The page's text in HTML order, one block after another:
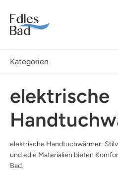
Kategorien
elektrische
elektrische Handtuchwärmer:
und edle Materialien bieten
Bad.